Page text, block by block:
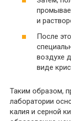
и
После
воздухе
виде
Таким образом,
лаборатории
калия и серной